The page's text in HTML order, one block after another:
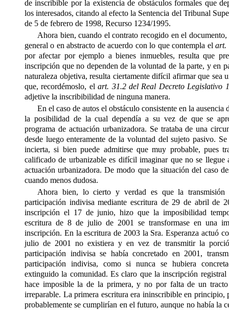
de inscribible por la existencia de obstáculos formales que
los interesados, citando al efecto la Sentencia del Tribunal
de 5 de febrero de 1998, Recurso 1234/1995.
Ahora bien, cuando el contrato recogido en el
general o en abstracto de acuerdo con lo que contempla elart.
por afectar por ejemplo a bienes inmuebles, resulta que
inscripción que no dependen de la voluntad de la parte, y en
naturaleza objetiva, resulta ciertamente difícil afirmar que sea
que, recordémoslo, elart. 31.2 del Real Decreto Legislativo
adjetive la inscribibilidad de ninguna manera.
En el caso de autos el obstáculo consistente en la
la posibilidad de la cual dependía a su vez de que se
programa de actuación urbanizadora. Se trataba de una
desde luego enteramente de la voluntad del sujeto pasivo.
incierta, si bien puede admitirse que muy probable, pues
calificado de urbanizable es difícil imaginar que no se llegue
actuación urbanizadora. De modo que la situación del caso
cuando menos dudosa.
Ahora bien, lo cierto y verdad es que la transmisión
participación indivisa mediante escritura de 29 de abril de
inscripción el 17 de junio, hizo que la imposibilidad
escritura de 8 de julio de 2001 se transformase en una
inscripción. En la escritura de 2003 la Sra. Esperanza actuó
julio de 2001 no existiera y en vez de transmitir la
participación indivisa se había concretado en 2001,
participación indivisa, como si nunca se hubiera
extinguido la comunidad. Es claro que la inscripción registral
hace imposible la de la primera, y no por falta de un tracto
irreparable. La primera escritura era ininscribible en principio,
probablemente se cumplirían en el futuro, aunque no había la